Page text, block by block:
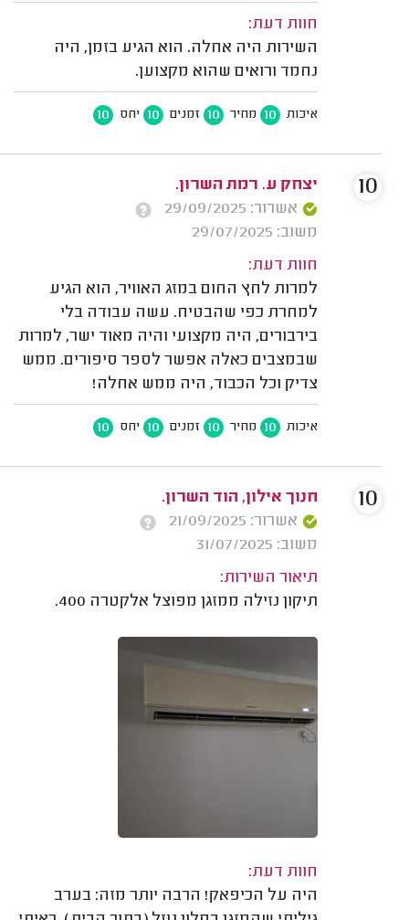
חוות דעת:
השירות היה אחלה. הוא הגיע בזמן, היה
נחמד ורואים שהוא מקצוען.
איכות 10 מחיר 10 זמנים 10 יחס 10
יצחק ע. רמת השרון.
אשרור: 29/09/2025
משוב: 29/07/2025
חוות דעת:
למרות לחץ החום במזג האוויר, הוא הגיע
למחרת כפי שהבטיח. עשה עבודה בלי
בירבורים, היה מקצועי והיה מאוד ישר, למרות
שבמצבים כאלה אפשר לספר סיפורים. ממש
צדיק וכל הכבוד, היה ממש אחלה!
איכות 10 מחיר 10 זמנים 10 יחס 10
10
חנוך אילון, הוד השרון.
אשרור: 21/09/2025
משוב: 31/07/2025
תיאור השירות:
תיקון נזילה ממזגן מפוצל אלקטרה 400.
חוות דעת:
היה על הכיפאק! הרבה יותר מזה: בערב
10